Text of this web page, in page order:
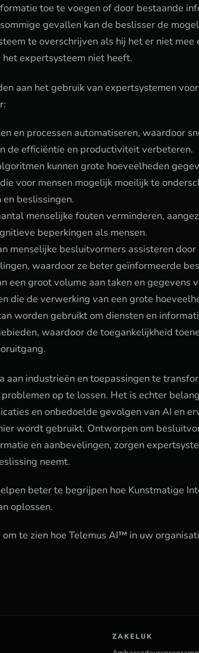
toe te voegen of door bestaande
gevallen kan de beslisser de
te overschrijven als hij het er niet mee
expertsysteem niet heeft.
aan het gebruik van expertsystemen
en processen automatiseren, waardoor
de efficiëntie en productiviteit verbeteren.
kunnen grote hoeveelheden
voor mensen mogelijk moeilijk te
beslissingen.
menselijke fouten verminderen,
beperkingen als mensen.
menselijke besluitvormers assisteren door
waardoor ze beter geïnformeerde
een groot volume aan taken en gegevens
die de verwerking van een grote
worden gebruikt om diensten en
waardoor de toegankelijkheid
aan industrieën en toepassingen te
op te lossen. Het is echter
en onbedoelde gevolgen van AI en
wordt gebruikt. Ontworpen om
en aanbevelingen, zorgen
neemt.
beter te begrijpen hoe Kunstmatige
oplossen.
te zien hoe Telemus AI™ in uw
ZAKELIJK